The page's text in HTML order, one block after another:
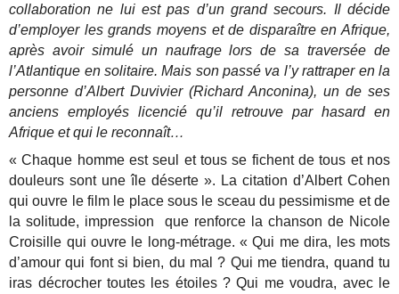
collaboration ne lui est pas d’un grand secours. Il décide
d’employer les grands moyens et de disparaître en Afrique,
après avoir simulé un naufrage lors de sa traversée de
l’Atlantique en solitaire. Mais son passé va l’y rattraper en la
personne d’Albert Duvivier (Richard Anconina), un de ses
anciens employés licencié qu’il retrouve par hasard en
Afrique et qui le reconnaît…
« Chaque homme est seul et tous se fichent de tous et nos
douleurs sont une île déserte ». La citation d’Albert Cohen
qui ouvre le film le place sous le sceau du pessimisme et de
la solitude, impression que renforce la chanson de Nicole
Croisille qui ouvre le long-métrage. « Qui me dira, les mots
d’amour qui font si bien, du mal ? Qui me tiendra, quand tu
iras décrocher toutes les étoiles ? Qui me voudra, avec le